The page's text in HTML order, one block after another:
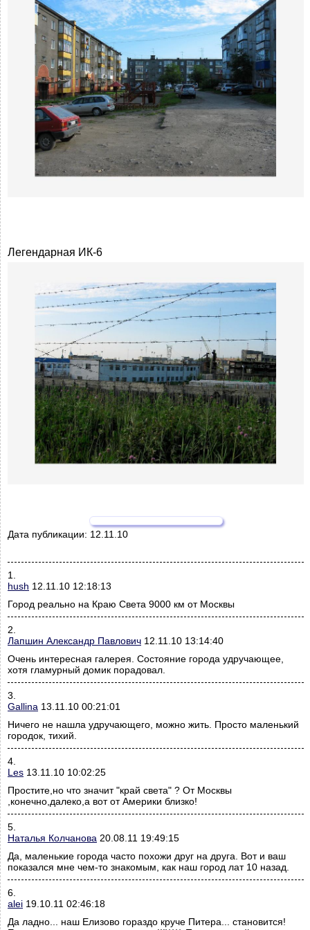
Легендарная ИК-6
Дата публикации: 12.11.10
1.
hush 12.11.10 12:18:13
Город реально на Краю Света 9000 км от Москвы
2.
Лапшин Александр Павлович 12.11.10 13:14:40
Очень интересная галерея. Состояние города удручающее,
хотя гламурный домик порадовал.
3.
Gallina 13.11.10 00:21:01
Ничего не нашла удручающего, можно жить. Просто маленький
городок, тихий.
4.
Les 13.11.10 10:02:25
Простите,но что значит "край света" ? От Москвы
,конечно,далеко,а вот от Америки близко!
5.
Наталья Колчанова 20.08.11 19:49:15
Да, маленькие города часто похожи друг на друга. Вот и ваш
показался мне чем-то знакомым, как наш город лат 10 назад.
6.
alei 19.10.11 02:46:18
Да ладно... наш Елизово гораздо круче Питера... становится!